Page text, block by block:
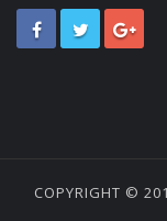
COPYRIGHT ©